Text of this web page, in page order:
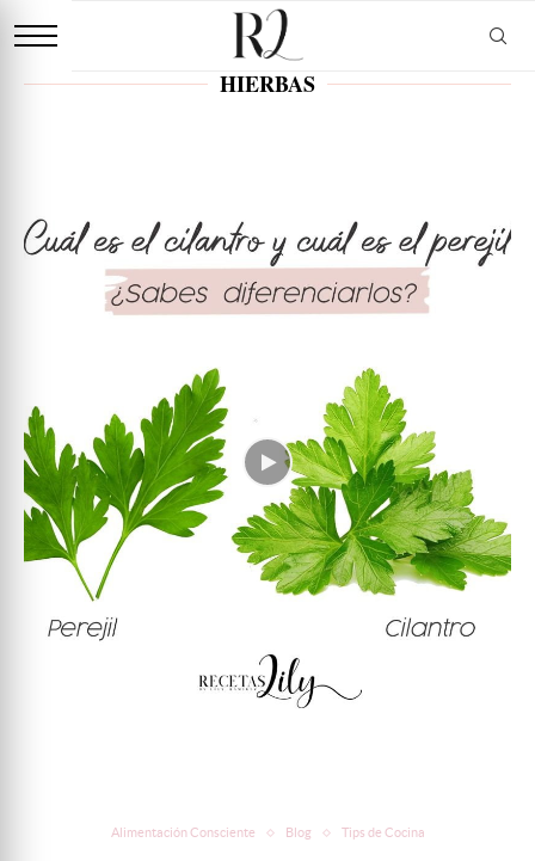
HIERBAS
Alimentación Consciente Blog Tips de Cocina